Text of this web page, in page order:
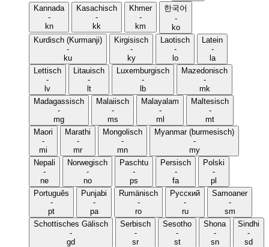
Kannada
-
kn
Kasachisch
-
kk
Khmer
-
km
한국어
-
ko
Kurdisch (Kurmanji)
-
ku
Kirgisisch
-
ky
Laotisch
-
lo
Latein
-
la
Lettisch
-
lv
Litauisch
-
lt
Luxemburgisch
-
lb
Mazedonisch
-
mk
Madagassisch
-
mg
Malaiisch
-
ms
Malayalam
-
ml
Maltesisch
-
mt
Maori
-
mi
Marathi
-
mr
Mongolisch
-
mn
Myanmar (burmesisch)
-
my
Nepali
-
ne
Norwegisch
-
no
Paschtu
-
ps
Persisch
-
fa
Polski
-
pl
Português
-
pt
Punjabi
-
pa
Rumänisch
-
ro
Русский
-
ru
Samoaner
-
sm
Schottisches Gälisch
-
gd
Serbisch
-
sr
Sesotho
-
st
Shona
-
sn
Sindhi
-
sd